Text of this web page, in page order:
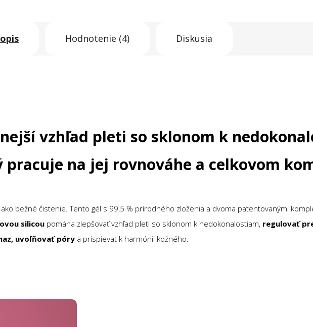
Hodnotenie (4) Diskusia
vzhľad pleti so sklonom k
na jej rovnováhe a celkovom
bežné čistenie. Tento gél s 99,5 % prírodného zloženia a dvoma patentovanými
silicou pomáha zlepšovať vzhľad pleti so sklonom k nedokonalostiam, regulovať
uvoľňovať póry a prispievať k harmónii kožného.